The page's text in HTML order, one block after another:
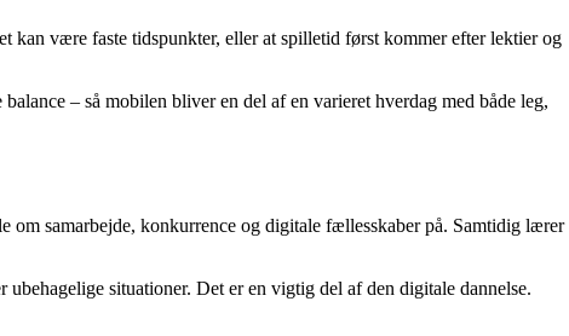
kan være faste tidspunkter, eller at spilletid først kommer efter lektier og
– så mobilen bliver en del af en varieret hverdag med både leg,
om samarbejde, konkurrence og digitale fællesskaber på. Samtidig lærer
situationer. Det er en vigtig del af den digitale dannelse.